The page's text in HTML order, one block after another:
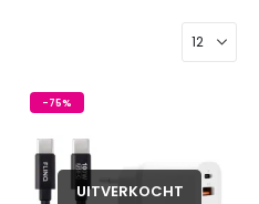
-75%
UITVERKOCHT